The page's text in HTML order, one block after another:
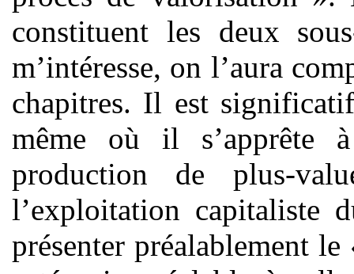
constituent les deux
m’intéresse, on l’aura
chapitres. Il est
même où il s’apprête
production de plus-
l’exploitation capitaliste
présenter préalablement